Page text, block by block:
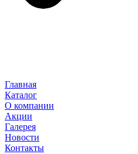
Главная
Каталог
О компании
Акции
Галерея
Новости
Контакты